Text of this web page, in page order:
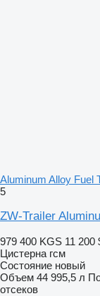
Aluminum Alloy Fuel
5
ZW-Trailer
979 400 KGS 11 200
Цистерна гсм
Состояние новый
Объем 44 995,5 л
отсеков